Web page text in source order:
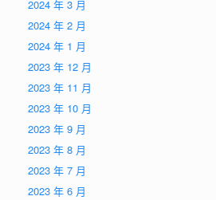
2024 年 3 月
2024 年 2 月
2024 年 1 月
2023 年 12 月
2023 年 11 月
2023 年 10 月
2023 年 9 月
2023 年 8 月
2023 年 7 月
2023 年 6 月